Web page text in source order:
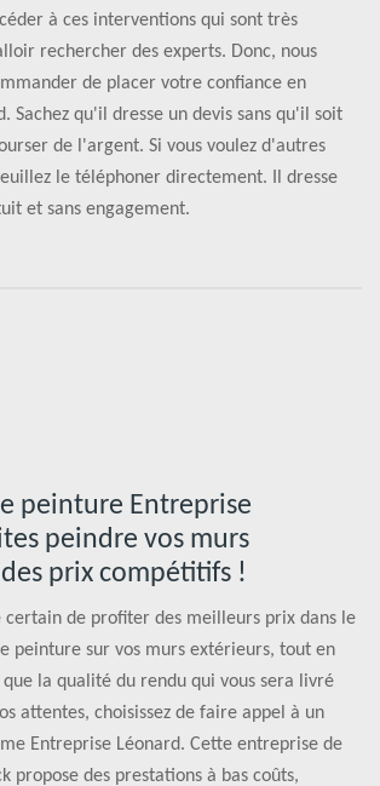
à ces interventions qui sont très
rechercher des experts. Donc, nous
de placer votre confiance en
Sachez qu'il dresse un devis sans qu'il soit
de l'argent. Si vous voulez d'autres
le téléphoner directement. Il dresse
et sans engagement.
peinture Entreprise
peindre vos murs
prix compétitifs !
certain de profiter des meilleurs prix dans le
peinture sur vos murs extérieurs, tout en
la qualité du rendu qui vous sera livré
attentes, choisissez de faire appel à un
Entreprise Léonard. Cette entreprise de
propose des prestations à bas coûts,